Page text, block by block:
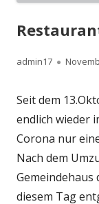
Autor
admin17
Seit dem
endlich wieder
Corona nur
Nach dem
Gemeindehaus
diesem Tag